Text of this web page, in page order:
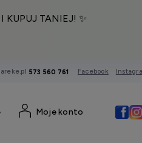
KUPUJ TANIEJ! ✨
573 560 761 Facebook
Moje konto